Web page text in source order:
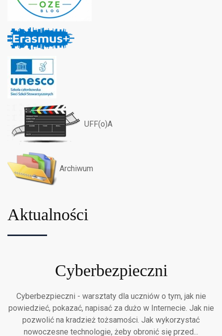
UFF(o)A
Archiwum
Aktualności
Cyberbezpieczni
Cyberbezpieczni - warsztaty dla uczniów o tym, jak nie
powiedzieć, pokazać, napisać za dużo w Internecie. Jak nie
pozwolić na kradzież tożsamości. Jak wykorzystać
nowoczesne technologie, żeby obronić się przed...